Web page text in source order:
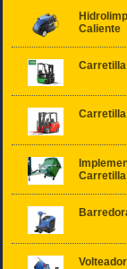
Caliente
Carretilla
Carretilla